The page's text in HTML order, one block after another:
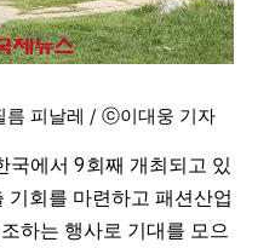
름 피날레 / ⓒ이대웅 기자
국에서 9회째 개최되고 있
기회를 마련하고 패션산업
하는 행사로 기대를 모으